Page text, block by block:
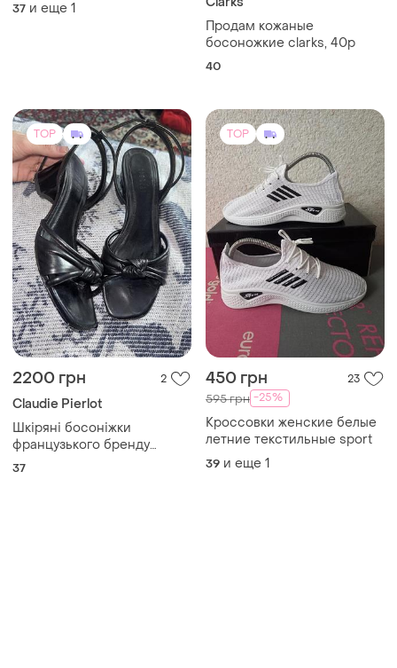
37 и еще 1
Продам кожаные
босоножкие clarks, 40p
40
TOP
2200 грн 2
Claudie Pierlot
Шкіряні босоніжки
французького бренду
claudie pierrot
37
TOP
450 грн 23
595 грн -25%
Кроссовки женские белые
летние текстильные sport
39 и еще 1